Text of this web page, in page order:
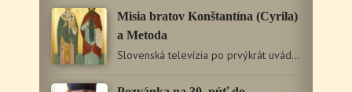
Misia bratov Konštantína (Cyrila)
a Metoda
Slovenská televízia po prvýkrát uvádza dokumentárny film…